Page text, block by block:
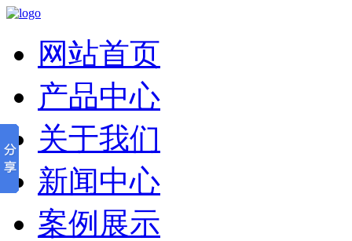
网站首页
产品中心
关于我们
新闻中心
案例展示